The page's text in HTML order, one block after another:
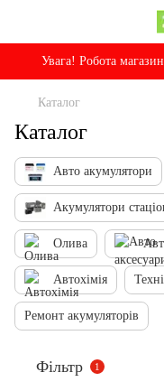
Увага! Робота
Каталог
Каталог
Авто акумулятори
Акумулятори
Олива
Автохімія
Ремонт акумуляторів
Фільтр 1